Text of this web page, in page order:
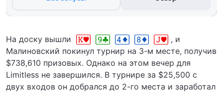
На доску вышли
, и
Малиновский покинул турнир на 3-м месте, получив
$738,610 призовых. Однако на этом вечер для
Limitless не завершился. В турнире за $25,500 с
двух входов он добрался до 2-го места и заработал